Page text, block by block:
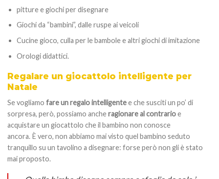
pitture e giochi per disegnare
Giochi da “bambini”, dalle ruspe ai veicoli
Cucine gioco, culla per le bambole e altri giochi di imitazione
Orologi didattici.
Regalare un giocattolo intelligente per
Natale
Se vogliamo fare un regalo intelligentee che susciti un po’ di
sorpresa, però, possiamo ancheragionare al contrarioe
acquistare un giocattolo che il bambino non conosce
ancora. È vero, non abbiamo mai visto quel bambino seduto
tranquillo su un tavolino a disegnare: forse però non gli è stato
mai proposto.